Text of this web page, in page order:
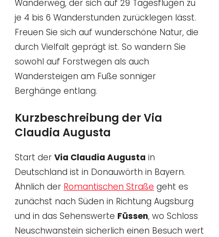
Wanderweg, der sich auf 29 Tagesflügen zu
je 4 bis 6 Wanderstunden zurücklegen lässt.
Freuen Sie sich auf wunderschöne Natur, die
durch Vielfalt geprägt ist. So wandern Sie
sowohl auf Forstwegen als auch
Wandersteigen am Fuße sonniger
Berghänge entlang.
Kurzbeschreibung der Via
Claudia Augusta
Start der Via Claudia Augusta in
Deutschland ist in Donauwörth in Bayern.
Ähnlich der Romantischen Straße geht es
zunächst nach Süden in Richtung Augsburg
und in das Sehenswerte Füssen, wo Schloss
Neuschwanstein sicherlich einen Besuch wert